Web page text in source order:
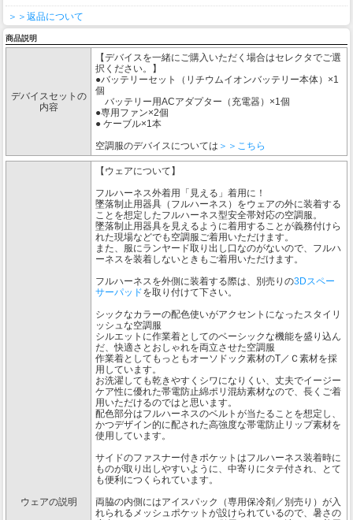
＞＞返品について
商品説明
デバイスセットの
内容
【デバイスを一緒にご購入いただく場合はセレクタでご選
択ください。】
●バッテリーセット（リチウムイオンバッテリー本体）×1
個
バッテリー用ACアダプター（充電器）×1個
●専用ファン×2個
● ケーブル×1本
空調服のデバイスについては ＞＞こちら
ウェアの説明
【ウェアについて】
フルハーネス外着用「見える」着用に！
墜落制止用器具（フルハーネス）をウェアの外に装着する
ことを想定したフルハーネス型安全帯対応の空調服。
墜落制止用器具を見えるように着用することが義務付けら
れた現場などでも空調服ご着用いただけます。
また、服にランヤード取り出し口なのがないので、フルハ
ーネスを装着しないときもご着用いただけます。
フルハーネスを外側に装着する際は、別売りの3Dスペー
サーパッドを取り付けて下さい。
シックなカラーの配色使いがアクセントになったスタイリ
ッシュな空調服
シルエットに作業着としてのベーシックな機能を盛り込ん
だ、快適さとおしゃれを両立させた空調服
作業着としてもっともオーソドック素材のT／Ｃ素材を採
用しています。
お洗濯しても乾きやすくシワになりくい、丈夫でイージー
ケア性に優れた帯電防止綿ポリ混紡素材なので、長くご着
用いただけるのではと思います。
配色部分はフルハーネスのベルトが当たることを想定し、
かつデザイン的に配された高強度な帯電防止リップ素材を
使用しています。
サイドのファスナー付きポケットはフルハーネス装着時に
ものが取り出しやすいように、中寄りにタテ付され、とて
も便利につくられています。
両脇の内側にはアイスパック（専用保冷剤／別売り）が入
れられるメッシュポケットが設けられているので、暑さの